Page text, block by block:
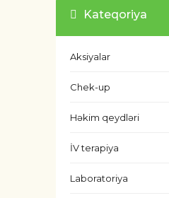
Kateqoriya
Aksiyalar
Chek-up
Həkim qeydləri
İV terapiya
Laboratoriya